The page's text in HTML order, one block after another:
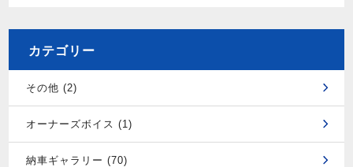
カテゴリー
その他 (2)
オーナーズボイス (1)
納車ギャラリー (70)